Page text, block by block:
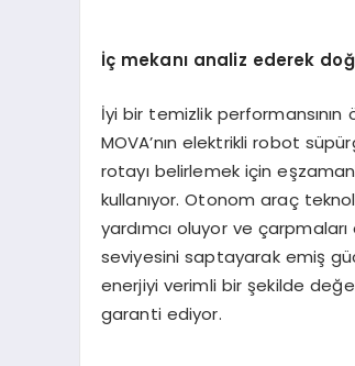
İç mekanı analiz ederek
İyi bir temizlik
MOVA’nın elektrikli robot
rotayı belirlemek için
kullanıyor. Otonom araç
yardımcı oluyor ve
seviyesini saptayarak emiş
enerjiyi verimli bir şekilde
garanti ediyor.